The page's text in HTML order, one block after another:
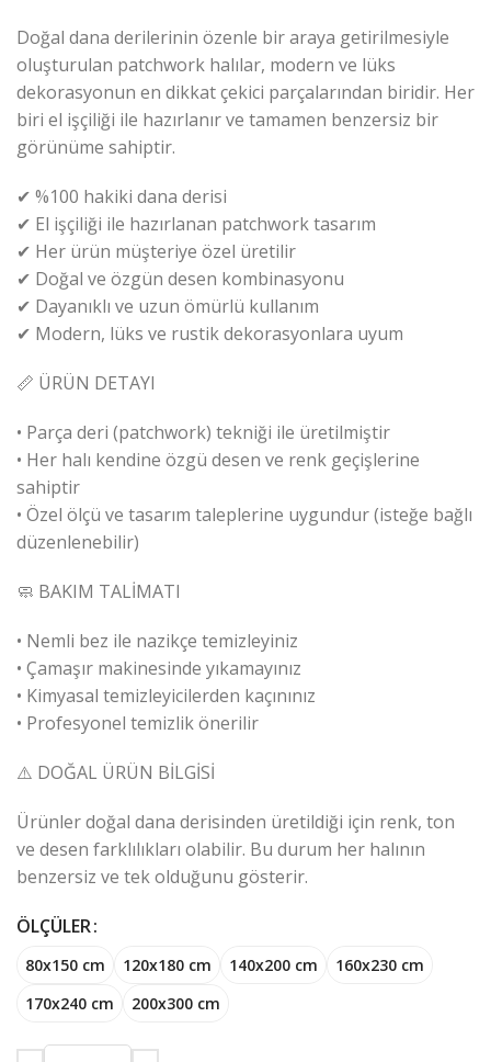
Doğal dana derilerinin özenle bir araya getirilmesiyle
oluşturulan patchwork halılar, modern ve lüks
dekorasyonun en dikkat çekici parçalarından biridir. Her
biri el işçiliği ile hazırlanır ve tamamen benzersiz bir
görünüme sahiptir.
✔ %100 hakiki dana derisi
✔ El işçiliği ile hazırlanan patchwork tasarım
✔ Her ürün müşteriye özel üretilir
✔ Doğal ve özgün desen kombinasyonu
✔ Dayanıklı ve uzun ömürlü kullanım
✔ Modern, lüks ve rustik dekorasyonlara uyum
📏 ÜRÜN DETAYI
• Parça deri (patchwork) tekniği ile üretilmiştir
• Her halı kendine özgü desen ve renk geçişlerine
sahiptir
• Özel ölçü ve tasarım taleplerine uygundur (isteğe bağlı
düzenlenebilir)
🧼 BAKIM TALİMATI
• Nemli bez ile nazikçe temizleyiniz
• Çamaşır makinesinde yıkamayınız
• Kimyasal temizleyicilerden kaçınınız
• Profesyonel temizlik önerilir
⚠️ DOĞAL ÜRÜN BİLGİSİ
Ürünler doğal dana derisinden üretildiği için renk, ton
ve desen farklılıkları olabilir. Bu durum her halının
benzersiz ve tek olduğunu gösterir.
ÖLÇÜLER
80x150 cm 120x180 cm 140x200 cm
160x230 cm
170x240 cm
200x300 cm